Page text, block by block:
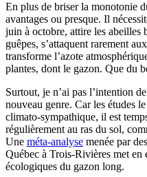
En plus de briser la monotonie
avantages ou presque. Il
juin à octobre, attire les abeilles
guêpes, s’attaquent rarement
transforme l’azote
plantes, dont le gazon. Que du
Surtout, je n’ai pas l’intention
nouveau genre. Car les études
climato-sympathique, il est
régulièrement au ras du sol,
Une méta-analyse menée par
Québec à Trois-Rivières met en
écologiques du gazon long.